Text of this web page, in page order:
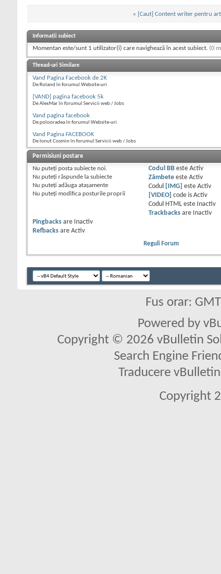
« [Caut] Content writer pentru
Informații subiect
Momentan este/sunt 1 utilizator(i) care navighează în acest subiect. (0
Thread-uri Similare
Vand Pagina Facebook de 2K
De Roland în forumul Website-uri
[VAND] pagina facebook 5k
De AlexMar în forumul Servicii web / Jobs
Vand pagina facebook
De polooradea în forumul Website-uri
Vand Pagina FACEBOOK
De Ionut Cosmin în forumul Servicii web / Jobs
Permisiuni postare
Nu puteţi posta subiecte noi.
Nu puteţi răspunde la subiecte
Nu puteţi adăuga ataşamente
Nu puteţi modifica posturile proprii
Codul BBeste Activ
Zâmbeteeste Activ
Codul
[IMG] este Activ
[VIDEO]
code is Activ
Codul HTML este
Inactiv
Trackbacksare
Inactiv
Pingbacks are
Inactiv
Refbacks are Activ
Reguli Forum
Fus orar:
Powered by
Copyright © 2026 vBulletin
Search Engine
Traducere
Copyright